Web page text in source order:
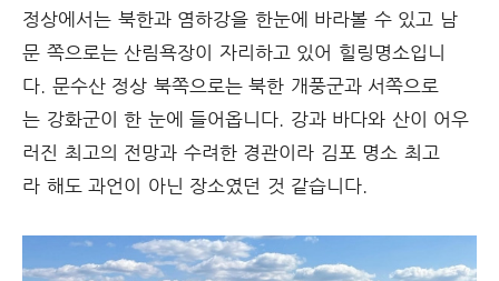
정상에서는 북한과 염하강을 한눈에 바라볼 수 있고 남
문 쪽으로는 산림욕장이 자리하고 있어 힐링명소입니
다. 문수산 정상 북쪽으로는 북한 개풍군과 서쪽으로
는 강화군이 한 눈에 들어옵니다. 강과 바다와 산이 어우
러진 최고의 전망과 수려한 경관이라 김포 명소 최고
라 해도 과언이 아닌 장소였던 것 같습니다.